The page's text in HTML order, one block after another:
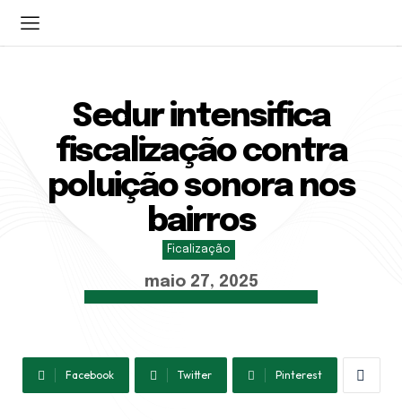
CADASTRAR
Home
Sobre a STT
Serviços
Central 24h:
Sedur intensifica
fiscalização contra
poluição sonora nos
bairros
Ficalização
maio 27, 2025
Facebook Twitter Pinterest